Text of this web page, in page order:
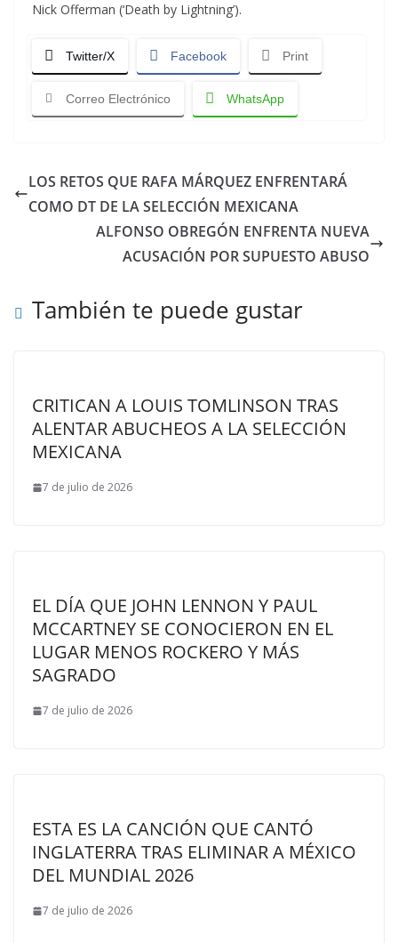
Nick Offerman (‘Death by Lightning’).
Twitter/X Facebook Print
Correo Electrónico WhatsApp
LOS RETOS QUE RAFA MÁRQUEZ ENFRENTARÁ
COMO DT DE LA SELECCIÓN MEXICANA
ALFONSO OBREGÓN ENFRENTA NUEVA
ACUSACIÓN POR SUPUESTO ABUSO
También te puede gustar
CRITICAN A LOUIS TOMLINSON TRAS
ALENTAR ABUCHEOS A LA SELECCIÓN
MEXICANA
7 de julio de 2026
EL DÍA QUE JOHN LENNON Y PAUL
MCCARTNEY SE CONOCIERON EN EL
LUGAR MENOS ROCKERO Y MÁS
SAGRADO
7 de julio de 2026
ESTA ES LA CANCIÓN QUE CANTÓ
INGLATERRA TRAS ELIMINAR A MÉXICO
DEL MUNDIAL 2026
7 de julio de 2026